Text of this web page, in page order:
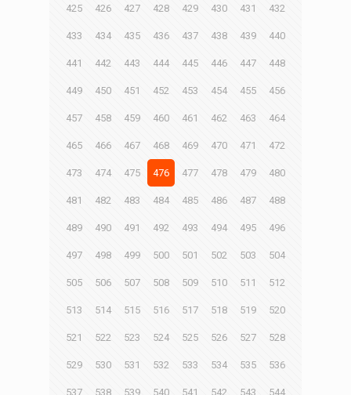
425 426 427 428 429 430 431 432
433 434 435 436 437 438 439 440
441 442 443 444 445 446 447 448
449 450 451 452 453 454 455 456
457 458 459 460 461 462 463 464
465 466 467 468 469 470 471 472
473 474 475 476 477 478 479 480
481 482 483 484 485 486 487 488
489 490 491 492 493 494 495 496
497 498 499 500 501 502 503 504
505 506 507 508 509 510 511 512
513 514 515 516 517 518 519 520
521 522 523 524 525 526 527 528
529 530 531 532 533 534 535 536
537 538 539 540 541 542 543 544